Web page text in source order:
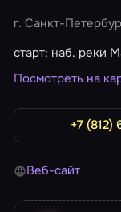
г. Санкт-
старт: наб. реки
Посмотреть на
+7 (812)
Веб-сайт